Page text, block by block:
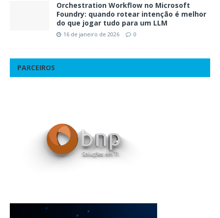
Orchestration Workflow no Microsoft
Foundry: quando rotear intenção é melhor
do que jogar tudo para um LLM
16 de janeiro de 2026 0
PARCEIROS